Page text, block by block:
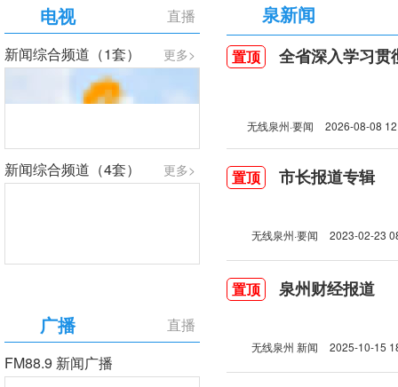
直播
电视
更多>
新闻综合频道（1套）
更多>
新闻综合频道（4套）
直播
广播
FM88.9 新闻广播
泉新闻
置顶 全省深入学习贯彻习
无线泉州·要闻 2026-08-08
置顶 市长报道专辑
无线泉州·要闻 2023-02-23
置顶 泉州财经报道
无线泉州 新闻 2025-10-15